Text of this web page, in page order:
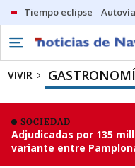
Tiempo eclipse
VIVIR
SOCIEDAD
Adjudicadas por 135
variante entre